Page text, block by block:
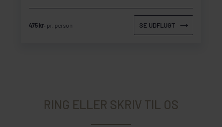
475 kr. pr. person SE UDFLUGT
RING ELLER SKRIV TIL OS